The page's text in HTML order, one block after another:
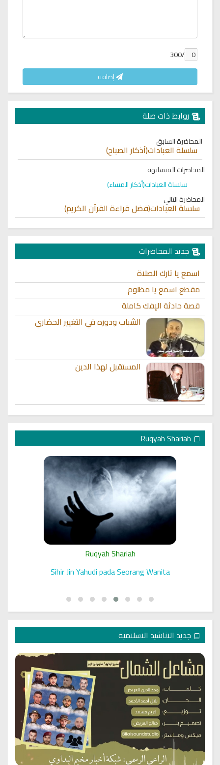
/300
إضافة
روابط ذات صلة
المحاضرة السابق
سلسلة العبادات(أذكار الصباح)
المحاضرات المتشابهة
سلسلة العبادات(أذكار المساء)
المحاضرة التالي
سلسلة العبادات(فضل قراءة القرآن الكريم)
جديد المحاضرات
اسمع يا تارك الصلاة
مقطع اسمع يا مظلوم
قصة حادثة الإفك كاملة
الشباب ودوره في التغيير الحضاري
المستقبل لهذا الدين
Ruqyah Shariah
Sihir Jin Yahudi pada Seorang Wanita
جديد الاناشيد الاسلامية